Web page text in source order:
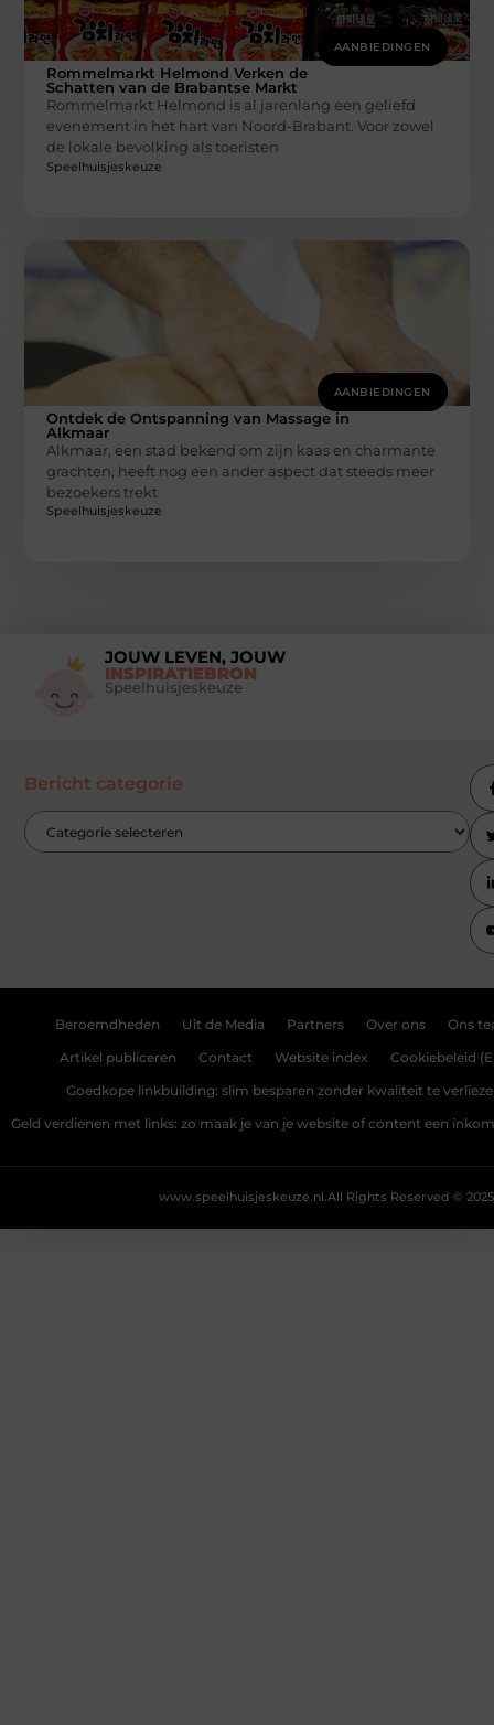
AANBIEDINGEN
Rommelmarkt Helmond Verken de
Schatten van de Brabantse Markt
Rommelmarkt Helmond is al jarenlang een geliefd
evenement in het hart van Noord-Brabant. Voor zowel
de lokale bevolking als toeristen
Speelhuisjeskeuze
AANBIEDINGEN
Ontdek de Ontspanning van Massage in
Alkmaar
Alkmaar, een stad bekend om zijn kaas en charmante
grachten, heeft nog een ander aspect dat steeds meer
bezoekers trekt
Speelhuisjeskeuze
JOUW LEVEN, JOUW
INSPIRATIEBRON
Speelhuisjeskeuze
Bericht categorie
Beroemdheden Uit de Media Partners Over ons Ons
Artikel publiceren Contact Website index Cookiebeleid
Goedkope linkbuilding: slim besparen zonder kwaliteit te
Geld verdienen met links: zo maak je van je website of content een
All Rights Reserved © 2025
www.speelhuisjeskeuze.nl.